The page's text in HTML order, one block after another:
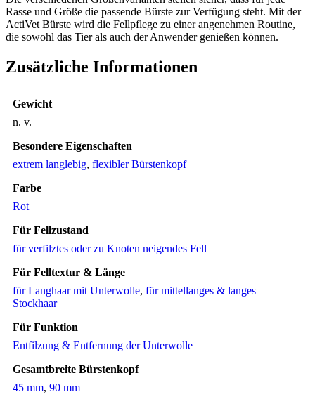
Rasse und Größe die passende Bürste zur Verfügung steht. Mit der
ActiVet Bürste wird die Fellpflege zu einer angenehmen Routine,
die sowohl das Tier als auch der Anwender genießen können.
Zusätzliche Informationen
Gewicht
n. v.
Besondere Eigenschaften
extrem langlebig, flexibler Bürstenkopf
Farbe
Rot
Für Fellzustand
für verfilztes oder zu Knoten neigendes Fell
Für Felltextur & Länge
für Langhaar mit Unterwolle, für mittellanges & langes
Stockhaar
Für Funktion
Entfilzung & Entfernung der Unterwolle
Gesamtbreite Bürstenkopf
45 mm, 90 mm